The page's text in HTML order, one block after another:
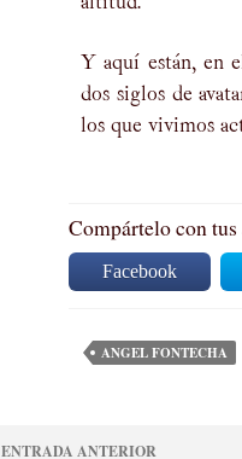
Y aquí están, en
dos siglos de
los que vivimos
Compártelo con
Facebook
ANGEL FONTECHA
ENTRADA ANTERIOR